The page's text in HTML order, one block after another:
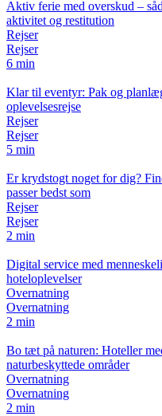
Aktiv ferie med overskud –
aktivitet og restitution
Rejser
Rejser
6 min
Klar til eventyr: Pak og
oplevelsesrejse
Rejser
Rejser
5 min
Er krydstogt noget for dig?
passer bedst som
Rejser
Rejser
2 min
Digital service med
hoteloplevelser
Overnatning
Overnatning
2 min
Bo tæt på naturen: Hoteller
naturbeskyttede områder
Overnatning
Overnatning
2 min